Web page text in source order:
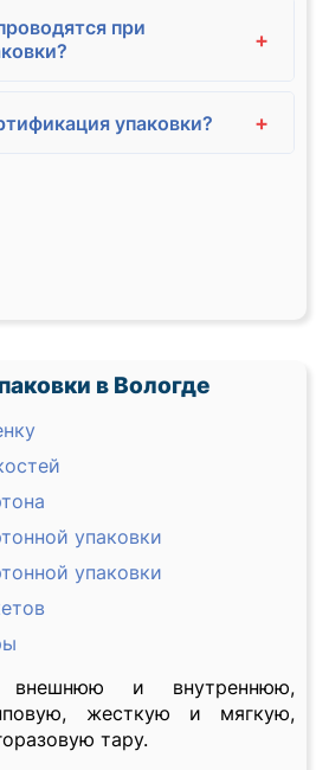
при
+
упаковки? +
в Вологде
упаковки
упаковки
внешнюю и внутреннюю,
жесткую и мягкую,
тару.